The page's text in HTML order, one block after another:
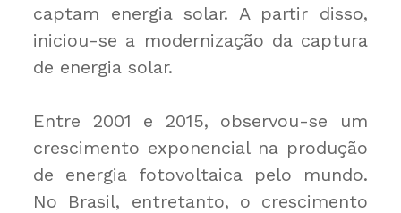
captam energia solar. A partir disso,
iniciou-se a modernização da captura
de energia solar.
Entre 2001 e 2015, observou-se um
crescimento exponencial na produção
de energia fotovoltaica pelo mundo.
No Brasil, entretanto, o crescimento